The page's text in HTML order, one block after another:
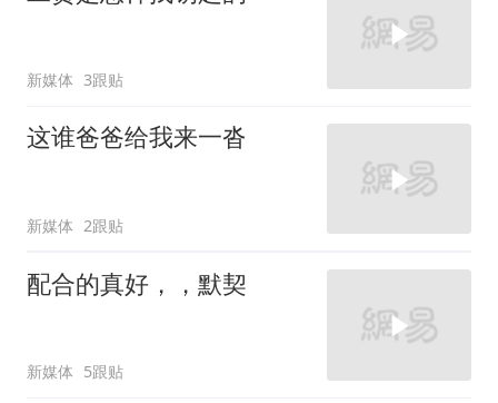
新媒体 3跟贴
这谁爸爸给我来一沓
新媒体 2跟贴
配合的真好，，默契
新媒体 5跟贴